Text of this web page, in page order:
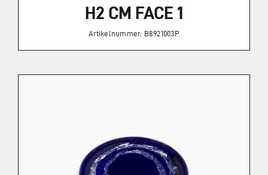
H2 CM FACE 1
Artikelnummer: B8921003P